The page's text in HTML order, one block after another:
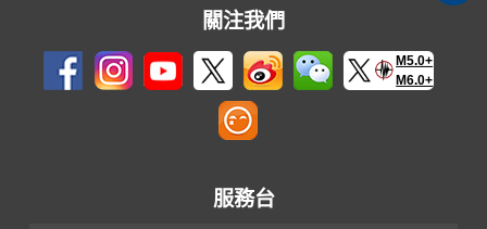
關注我們
M5.0+
M6.0+
服務台